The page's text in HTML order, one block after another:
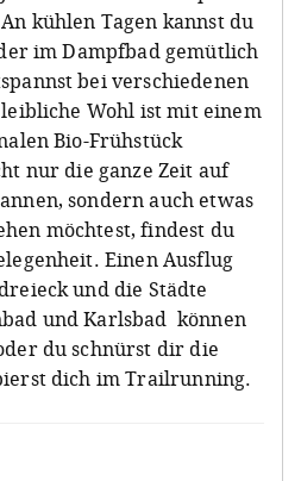
kühlen Tagen kannst du
im Dampfbad gemütlich
bei verschiedenen
Wohl ist mit einem
Bio-Frühstück
nur die ganze Zeit auf
sondern auch etwas
möchtest, findest du
Einen Ausflug
und die Städte
und Karlsbad können
du schnürst dir die
dich im Trailrunning.